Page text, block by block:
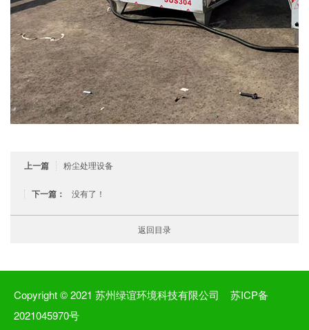
上一篇 粉尘处理设备
下一篇： 没有了！
返回目录
Copyright © 2021 苏州绿谊环境科技有限公司 苏ICP备
2021045970号